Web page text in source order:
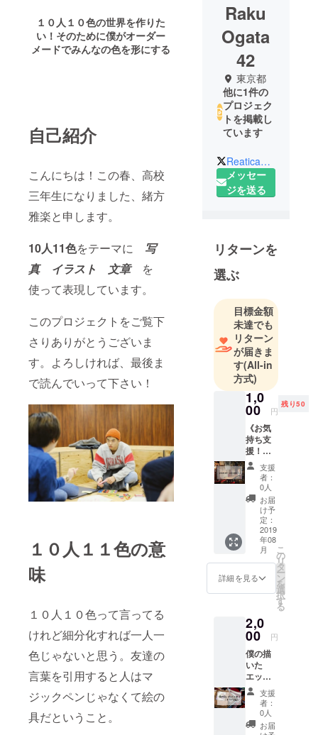
１０人１０色の世界を作りた
い！そのために僕がオーダー
メードでみんなの色を形にする
自己紹介
こんにちは！この春、高校
三年生になりました、緒方
雅楽と申します。
10人11色をテーマに 写
真 イラスト 文章を
使って表現しています。
このプロジェクトをご覧下
さりありがとうございま
す。よろしければ、最後ま
で読んでいって下さい！
１０人１１色の意
味
１０人１０色って言ってる
けれど細分化すれば一人一
色じゃないと思う。友達の
言葉を引用すると人はマ
ジックペンじゃなくて絵の
具だということ。
Raku
Ogata
42
東京都
他に1件の
プロジェク
トを掲載し
ています
Reatica_creator
メッセー
ジを送る
リターンを
選ぶ
目標金額
未達でも
リターン
が届きま
す(All-in
方式)
1,0
00 円
残り50
《お気
持ち支
援！４
uatre 割
引コー
ス》
フォト
ブック
に協賛
者名 旅
行記
メルマ
ガ配
信 ８
月中 僕
の父が
る渋谷
のカ
フェア
ンド
バー４
uatreの
ワンド
リンク
フリー
券（５
支援
者：
0人
お届
け予
定：
2019
年08
月
詳細を見る
こ
の
リ
タ
ー
ン
を
選
択
す
る
2,0
00 円
僕の描
いた
エッセ
イ３つ
支援
者：
0人
お届